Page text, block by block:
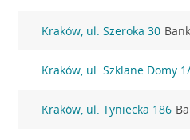
Kraków, ul. Szeroka 30
Kraków, ul. Szklane Domy
Kraków, ul. Tyniecka 186